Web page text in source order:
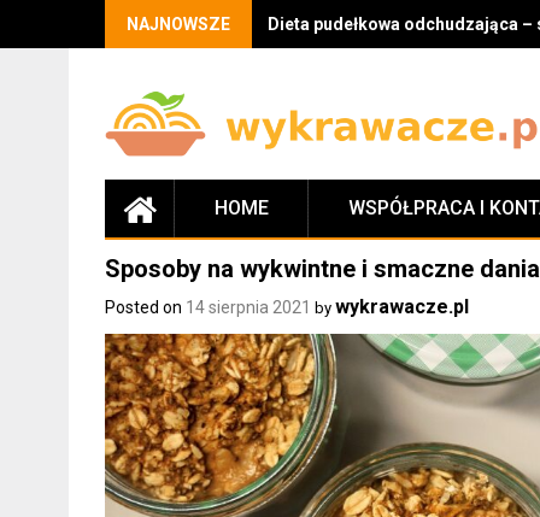
NAJNOWSZE Dieta pudełkowa odchudzająca
HOME WSPÓŁPRACA I
Sposoby na wykwintne i smaczne
Posted on 14 sierpnia 2021 by wykrawacze.pl